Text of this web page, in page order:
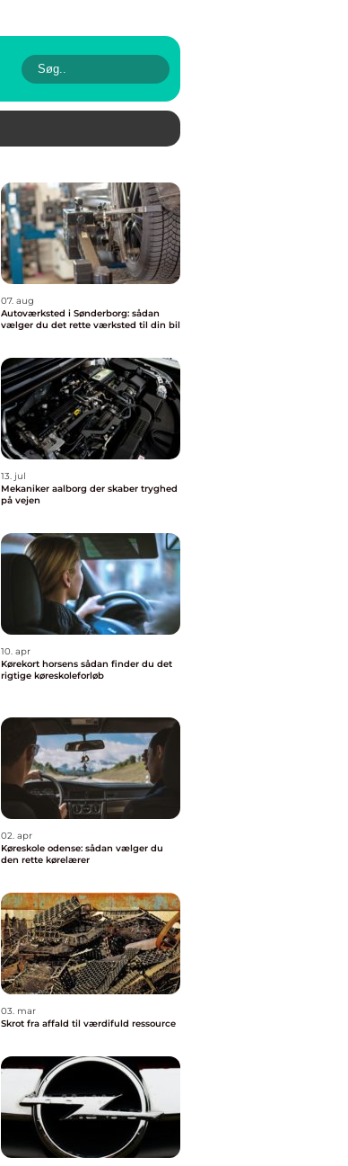
07. aug
Autoværksted i Sønderborg: sådan
vælger du det rette værksted til din bil
13. jul
Mekaniker aalborg der skaber tryghed
på vejen
10. apr
Kørekort horsens sådan finder du det
rigtige køreskoleforløb
02. apr
Køreskole odense: sådan vælger du
den rette kørelærer
03. mar
Skrot fra affald til værdifuld ressource